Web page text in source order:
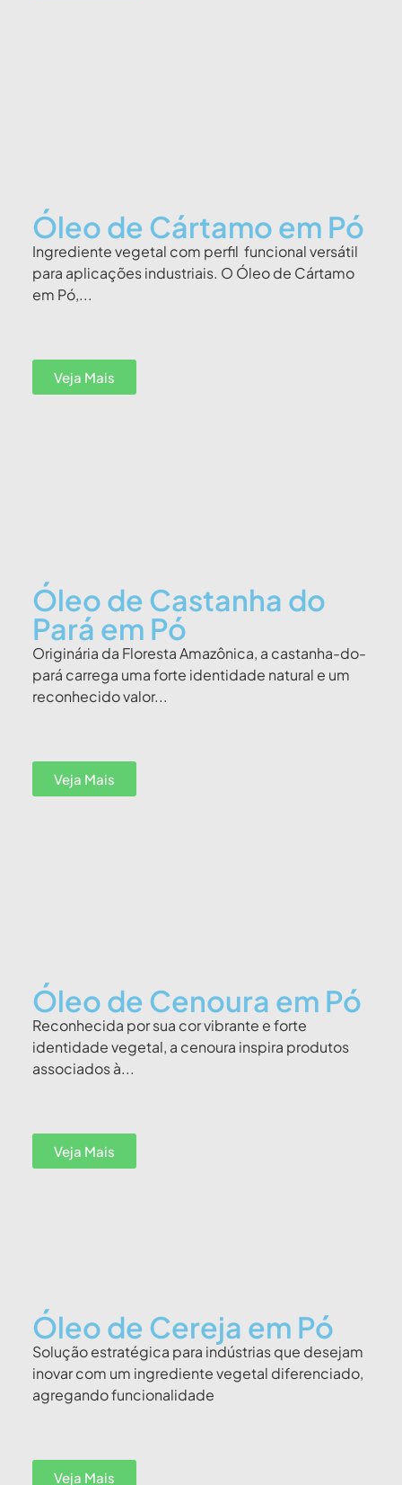
Óleo de Cártamo em Pó
Ingrediente vegetal com perfil funcional versátil
para aplicações industriais. O Óleo de Cártamo
em Pó,...
Óleo de Castanha do
Pará em Pó
Originária da Floresta Amazônica, a castanha-do-
pará carrega uma forte identidade natural e um
reconhecido valor...
Veja Mais
Óleo de Cenoura em Pó
Reconhecida por sua cor vibrante e forte
identidade vegetal, a cenoura inspira produtos
associados à...
Veja Mais
Óleo de Cereja em Pó
Solução estratégica para indústrias que desejam
inovar com um ingrediente vegetal diferenciado,
agregando funcionalidade
Veja Mais
Veja Mais